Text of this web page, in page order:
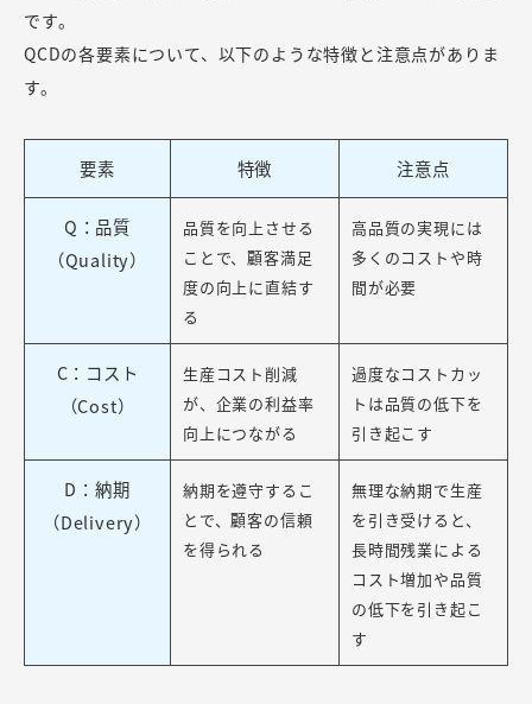
です。
QCDの各要素について、以下のような特徴と注意点がありま
す。
要素 特徴 注意点
Q：品質
（Quality）
品質を向上させる
ことで、顧客満足
度の向上に直結す
る
高品質の実現には
多くのコストや時
間が必要
C：コスト
（Cost）
生産コスト削減
が、企業の利益率
向上につながる
過度なコストカッ
トは品質の低下を
引き起こす
D：納期
（Delivery）
納期を遵守するこ
とで、顧客の信頼
を得られる
無理な納期で生産
を引き受けると、
長時間残業による
コスト増加や品質
の低下を引き起こ
す